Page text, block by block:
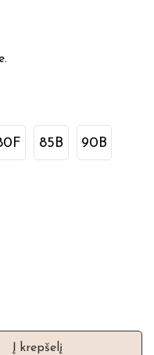
85B 90B
Į krepšelį